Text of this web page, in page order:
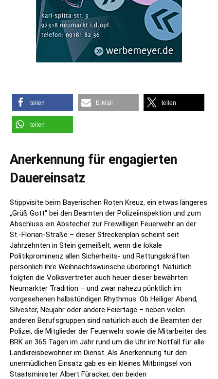
teilen E-Mail teilen
teilen
Anerkennung für engagierten
Dauereinsatz
Stippvisite beim Bayerischen Roten Kreuz, ein etwas längeres
„Grüß Gott“ bei den Beamten der Polizeiinspektion und zum
Abschluss ein Abstecher zur Freiwilligen Feuerwehr an der
St.-Florian-Straße – dieser Streckenplan scheint seit
Jahrzehnten in Stein gemeißelt, wenn die lokale
Politikprominenz allen Sicherheits- und Rettungskräften
persönlich ihre Weihnachtswünsche überbringt. Natürlich
folgten die Volksvertreter auch heuer dieser bewährten
Neumarkter Tradition – und zwar nahezu pünktlich im
vorgesehenen halbstündigen Rhythmus. Ob Heiliger Abend,
Silvester, Neujahr oder andere Feiertage – neben vielen
anderen Berufsgruppen sind natürlich auch die Beamten der
Polizei, die Mitglieder der Feuerwehr sowie die Mitarbeiter des
BRK an 365 Tagen im Jahr rund um die Uhr im Notfall für alle
Landkreisbewohner im Dienst. Als Anerkennung für den
unermüdlichen Einsatz gab es ein kleines Mitbringsel von
Staatsminister Albert Füracker, den beiden